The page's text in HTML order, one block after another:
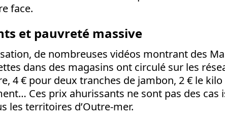
face.
et pauvreté massive
de nombreuses vidéos montrant des
dans des magasins ont circulé sur les
4 € pour deux tranches de jambon, 2 € le
Ces prix ahurissants ne sont pas des cas
les territoires d’Outre-mer.